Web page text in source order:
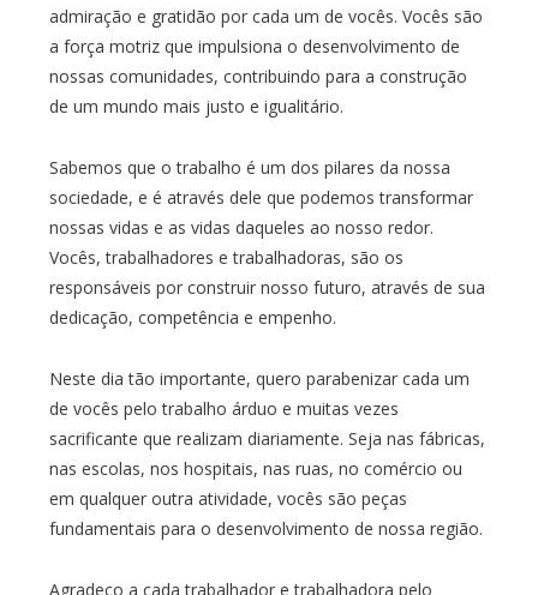
admiração e gratidão por cada um de vocês. Vocês são
a força motriz que impulsiona o desenvolvimento de
nossas comunidades, contribuindo para a construção
de um mundo mais justo e igualitário.
Sabemos que o trabalho é um dos pilares da nossa
sociedade, e é através dele que podemos transformar
nossas vidas e as vidas daqueles ao nosso redor.
Vocês, trabalhadores e trabalhadoras, são os
responsáveis por construir nosso futuro, através de sua
dedicação, competência e empenho.
Neste dia tão importante, quero parabenizar cada um
de vocês pelo trabalho árduo e muitas vezes
sacrificante que realizam diariamente. Seja nas fábricas,
nas escolas, nos hospitais, nas ruas, no comércio ou
em qualquer outra atividade, vocês são peças
fundamentais para o desenvolvimento de nossa região.
Agradeço a cada trabalhador e trabalhadora pelo